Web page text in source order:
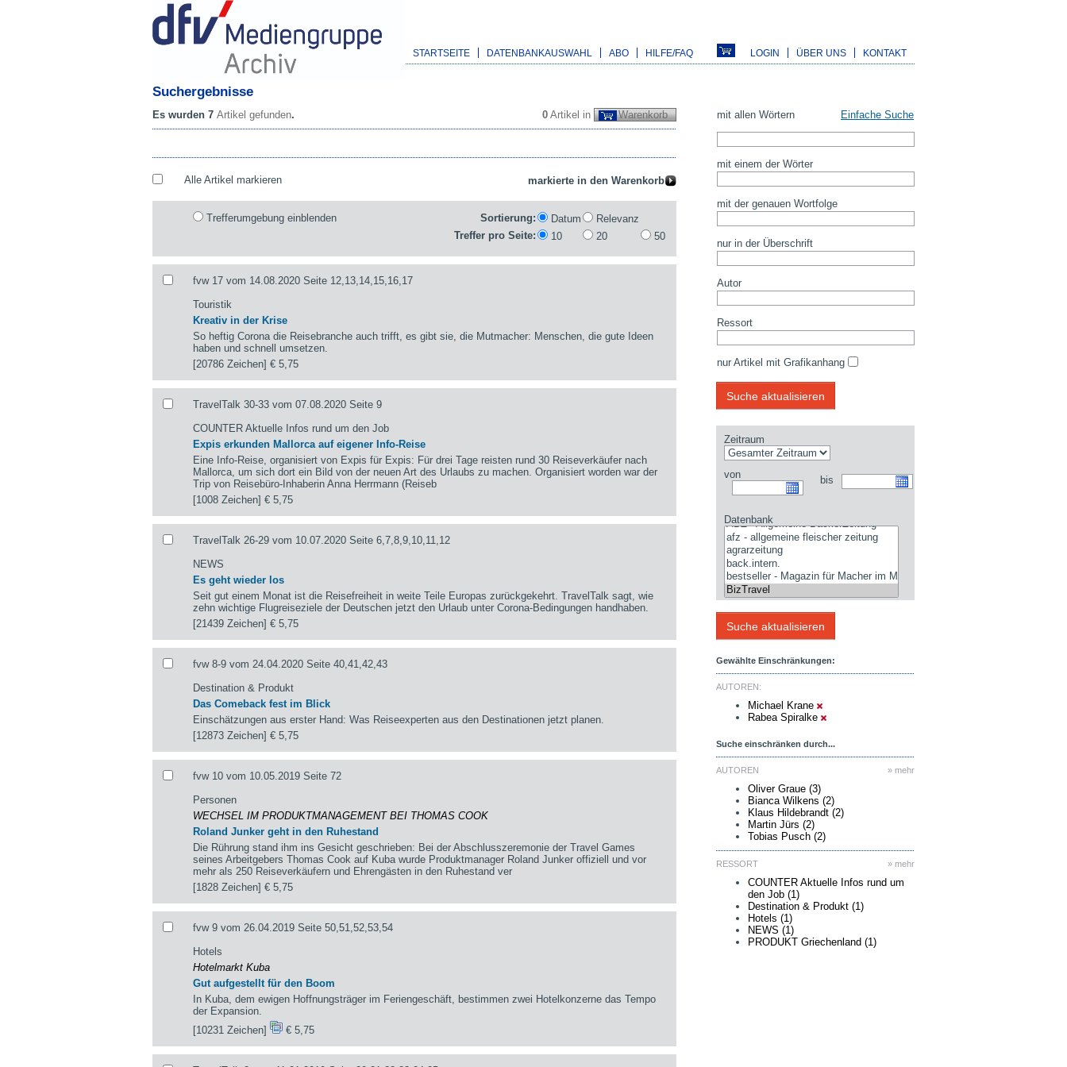
STARTSEITE DATENBANKAUSWAHL ABO HILFE/FAQ LOGIN ÜBER UNS KONTAKT
Suchergebnisse
0 Artikel in Warenkorb
Es wurden 7 Artikel gefunden.
Alle Artikel markieren
Trefferumgebung einblenden Sortierung: Datum
Relevanz
Treffer pro Seite:
10 20 50
fvw 17 vom 14.08.2020 Seite 12,13,14,15,16,17
Touristik
Kreativ in der Krise
So heftig Corona die Reisebranche auch trifft, es gibt sie, die Mutmacher: Menschen, die gute Ideen
haben und schnell umsetzen.
[20786 Zeichen]€ 5,75
TravelTalk 30-33 vom 07.08.2020 Seite 9
COUNTER Aktuelle Infos rund um den Job
Expis erkunden Mallorca auf eigener Info-Reise
Eine Info-Reise, organisiert von Expis für Expis: Für drei Tage reisten rund 30 Reiseverkäufer nach
Mallorca, um sich dort ein Bild von der neuen Art des Urlaubs zu machen. Organisiert worden war der
Trip von Reisebüro-Inhaberin Anna Herrmann (Reiseb
[1008 Zeichen]€ 5,75
TravelTalk 26-29 vom 10.07.2020 Seite 6,7,8,9,10,11,12
NEWS
Es geht wieder los
Seit gut einem Monat ist die Reisefreiheit in weite Teile Europas zurückgekehrt. TravelTalk sagt, wie
zehn wichtige Flugreiseziele der Deutschen jetzt den Urlaub unter Corona-Bedingungen handhaben.
[21439 Zeichen]€ 5,75
fvw 8-9 vom 24.04.2020 Seite 40,41,42,43
Destination & Produkt
Das Comeback fest im Blick
Einschätzungen aus erster Hand: Was Reiseexperten aus den Destinationen jetzt planen.
[12873 Zeichen]€ 5,75
fvw 10 vom 10.05.2019 Seite 72
Personen
WECHSEL IM PRODUKTMANAGEMENT BEI THOMAS COOK
Roland Junker geht in den Ruhestand
Die Rührung stand ihm ins Gesicht geschrieben: Bei der Abschlusszeremonie der Travel Games
seines Arbeitgebers Thomas Cook auf Kuba wurde Produktmanager Roland Junker offiziell und vor
mehr als 250 Reiseverkäufern und Ehrengästen in den Ruhestand ver
[1828 Zeichen]€ 5,75
fvw 9 vom 26.04.2019 Seite 50,51,52,53,54
Hotels
Hotelmarkt Kuba
Gut aufgestellt für den Boom
In Kuba, dem ewigen Hoffnungsträger im Feriengeschäft, bestimmen zwei Hotelkonzerne das Tempo
der Expansion.
[10231 Zeichen]
€ 5,75
mit allen Wörtern Einfache Suche
mit einem der Wörter
mit der genauen Wortfolge
nur in der Überschrift
Autor
Ressort
nur Artikel mit Grafikanhang
Zeitraum
von bis
Datenbank
Gewählte Einschränkungen:
AUTOREN:
Michael Krane
Rabea Spiralke
Suche einschränken durch...
» mehr
AUTOREN
Oliver Graue (3)
Bianca Wilkens (2)
Klaus Hildebrandt (2)
Martin Jürs (2)
Tobias Pusch (2)
» mehr
RESSORT
COUNTER Aktuelle Infos rund um
den Job (1)
Destination & Produkt (1)
Hotels (1)
NEWS (1)
PRODUKT Griechenland (1)